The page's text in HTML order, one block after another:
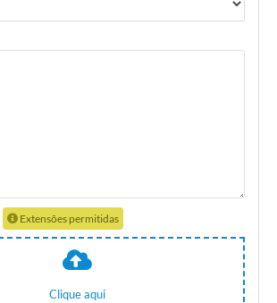
Extensões permitidas
Clique aqui